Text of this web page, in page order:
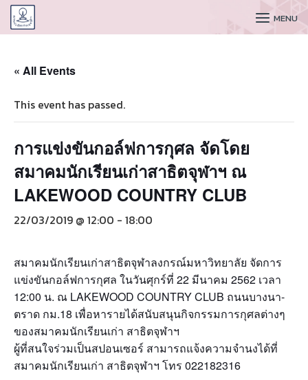
CUDAA MENU
« All Events
This event has passed.
การแข่งขันกอล์ฟการกุศล จัดโดย
สมาคมนักเรียนเก่าสาธิตจุฬาฯ ณ
LAKEWOOD COUNTRY CLUB
22/03/2019 @ 12:00 - 18:00
สมาคมนักเรียนเก่าสาธิตจุฬาลงกรณ์มหาวิทยาลัย จัดการ
แข่งขันกอล์ฟการกุศล ในวันศุกร์ที่ 22 มีนาคม 2562 เวลา
12:00 น. ณ LAKEWOOD COUNTRY CLUB ถนนบางนา-
ตราด กม.18 เพื่อหารายได้สนับสนุนกิจกรรมการกุศลต่างๆ
ของสมาคมนักเรียนเก่า สาธิตจุฬาฯ
ผู้ที่สนใจร่วมเป็นสปอนเซอร์ สามารถแจ้งความจำนงได้ที่
สมาคมนักเรียนเก่า สาธิตจุฬาฯ โทร 022182316